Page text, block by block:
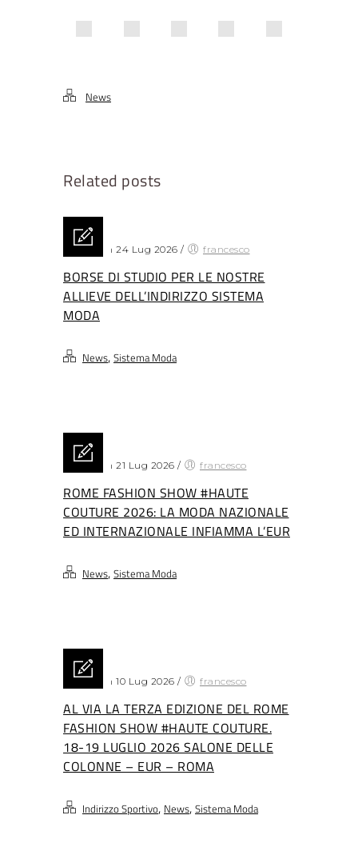
News
Related posts
Posted on 24 Lug 2026 / francesco
BORSE DI STUDIO PER LE NOSTRE
ALLIEVE DELL’INDIRIZZO SISTEMA
MODA
News, Sistema Moda
Posted on 21 Lug 2026 / francesco
ROME FASHION SHOW #HAUTE
COUTURE 2026: LA MODA NAZIONALE
ED INTERNAZIONALE INFIAMMA L’EUR
News, Sistema Moda
Posted on 10 Lug 2026 / francesco
AL VIA LA TERZA EDIZIONE DEL ROME
FASHION SHOW #HAUTE COUTURE.
18-19 LUGLIO 2026 SALONE DELLE
COLONNE – EUR – ROMA
Indirizzo Sportivo, News, Sistema Moda